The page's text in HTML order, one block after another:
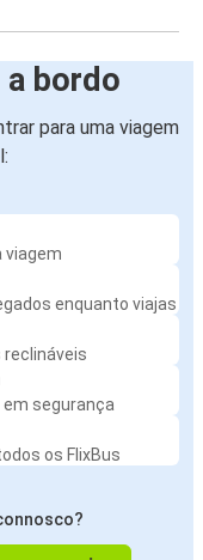
bordo
para uma viagem
viagem
enquanto viajas
reclináveis
segurança
os FlixBus